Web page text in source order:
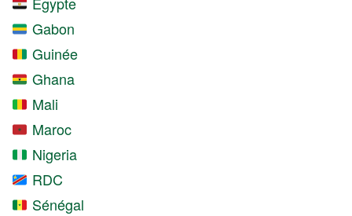
Gabon
Guinée
Ghana
Mali
Maroc
Nigeria
RDC
Sénégal